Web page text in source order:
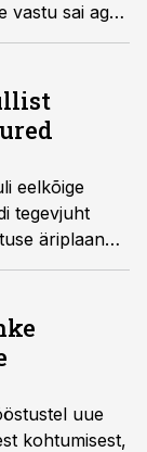
vastu sai aga
eelkõige
tegevjuht
äriplaan
uue
kohtumisest,